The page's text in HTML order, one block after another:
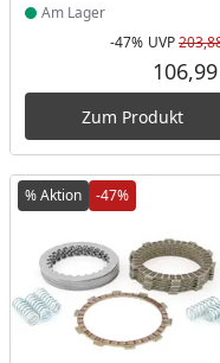
Am Lager
-47% UVP
Zum Produkt
% Aktion -47%